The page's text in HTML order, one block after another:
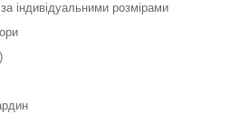
індивідуальними розмірами